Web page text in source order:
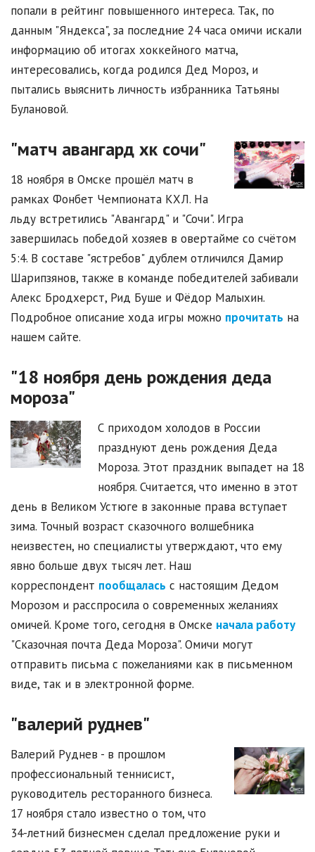
попали в рейтинг повышенного интереса. Так, по
данным "Яндекса", за последние 24 часа омичи искали
информацию об итогах хоккейного матча,
интересовались, когда родился Дед Мороз, и
пытались выяснить личность избранника Татьяны
Булановой.
"матч авангард хк сочи"
18 ноября в Омске прошёл матч в
рамках Фонбет Чемпионата КХЛ. На
льду встретились "Авангард" и "Сочи". Игра
завершилась победой хозяев в овертайме со счётом
5:4. В составе "ястребов" дублем отличился Дамир
Шарипзянов, также в команде победителей забивали
Алекс Бродхерст, Рид Буше и Фёдор Малыхин.
Подробное описание хода игры можно прочитать на
нашем сайте.
"18 ноября день рождения деда
мороза"
С приходом холодов в России
празднуют день рождения Деда
Мороза. Этот праздник выпадет на 18
ноября. Считается, что именно в этот
день в Великом Устюге в законные права вступает
зима. Точный возраст сказочного волшебника
неизвестен, но специалисты утверждают, что ему
явно больше двух тысяч лет. Наш
корреспондент пообщалась с настоящим Дедом
Морозом и расспросила о современных желаниях
омичей. Кроме того, сегодня в Омске начала работу
"Сказочная почта Деда Мороза". Омичи могут
отправить письма с пожеланиями как в письменном
виде, так и в электронной форме.
"валерий руднев"
Валерий Руднев - в прошлом
профессиональный теннисист,
руководитель ресторанного бизнеса.
17 ноября стало известно о том, что
34-летний бизнесмен сделал предложение руки и